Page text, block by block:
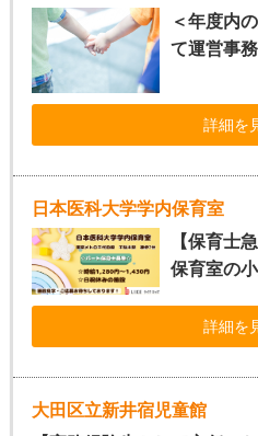
＜年度内
て運営事
詳細を
日本医科大学学内保育室
【保育士
保育室の
詳細を
大田区立新井宿児童館